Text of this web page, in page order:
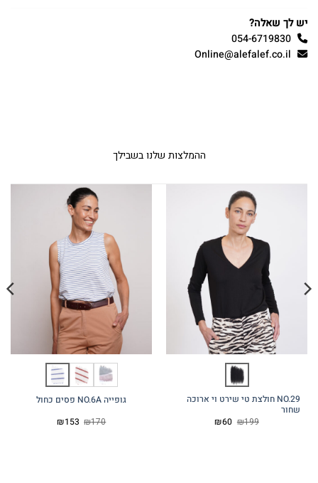
יש לך שאלה?
054-6719830
Online@alefalef.co.il
ההמלצות שלנו בשבילך
NO.29 חולצת טי שירט וי ארוכה
שחור
₪199 המחיר
₪60 המחיר
גופייה NO.6A פסים כחול
₪170 המחיר
₪153 המחיר